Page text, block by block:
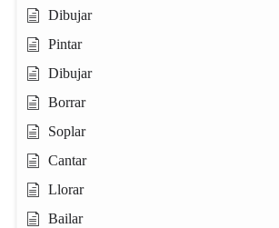
Dibujar
Pintar
Dibujar
Borrar
Soplar
Cantar
Llorar
Bailar